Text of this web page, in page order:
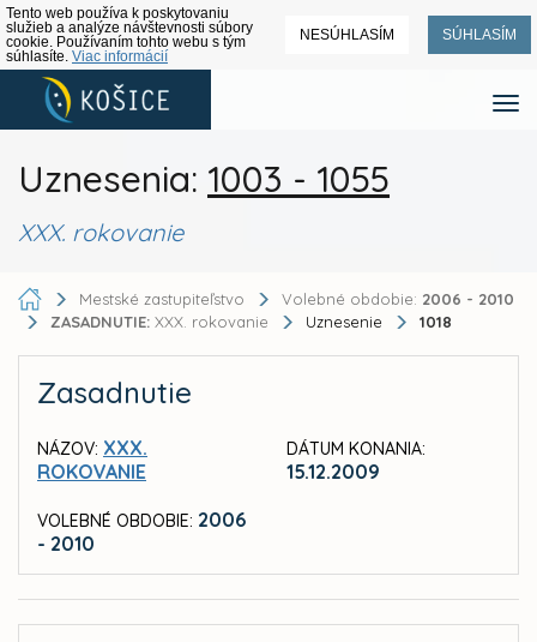
Tento web používa k poskytovaniu
služieb a analýze návštevnosti súbory
cookie. Používaním tohto webu s tým
súhlasíte. Viac informácií
NESÚHLASÍM SÚHLASÍM
Uznesenia: 1003 - 1055
XXX. rokovanie
Mestské zastupiteľstvo Volebné obdobie: 2006 - 2010
ZASADNUTIE: XXX. rokovanie Uznesenie 1018
Zasadnutie
NÁZOV: XXX.
ROKOVANIE
VOLEBNÉ OBDOBIE: 2006
- 2010
DÁTUM KONANIA:
15.12.2009